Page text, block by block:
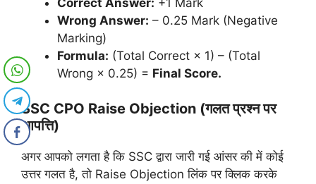
Wrong Answer: – 0.25 Mark (Negative
Marking)
Formula: (Total Correct × 1) – (Total
Wrong × 0.25) = Final Score.
SSC CPO Raise Objection (गलत प्रश्न पर
आपत्ति)
अगर आपको लगता है कि SSC द्वारा जारी गई आंसर की में कोई
उत्तर गलत है, तो Raise Objection लिंक पर क्लिक करके